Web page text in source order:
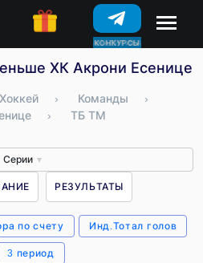
КОНКУРСЫ
ХК Акрони Есенице
Хоккей › Команды
›
› ТБ ТМ
Серии ▼
РЕЗУЛЬТАТЫ
по счету Инд.Тотал голов
3 период